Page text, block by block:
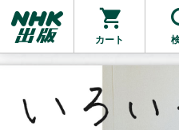
カート